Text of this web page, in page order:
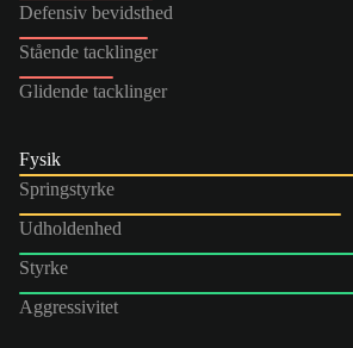
Defensiv bevidsthed
Stående tacklinger
Glidende tacklinger
Fysik
Springstyrke
Udholdenhed
Styrke
Aggressivitet